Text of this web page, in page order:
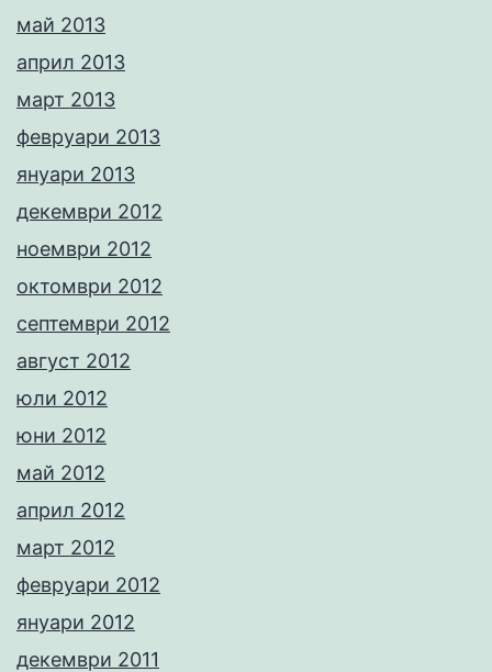
май 2013
април 2013
март 2013
февруари 2013
януари 2013
декември 2012
ноември 2012
октомври 2012
септември 2012
август 2012
юли 2012
юни 2012
май 2012
април 2012
март 2012
февруари 2012
януари 2012
декември 2011